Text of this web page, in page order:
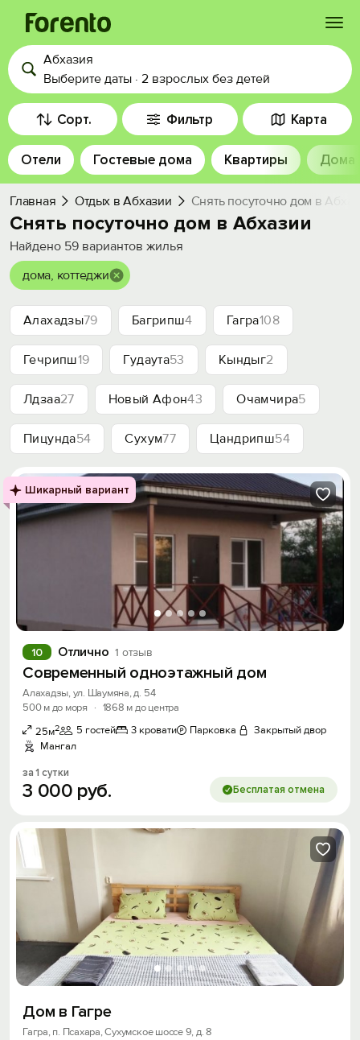
Войти
Избранное
История просмотра
Добавить свой объект
Абхазия
Выберите даты · 2 взрослых без детей
Сорт. Фильтр Карта
Отели Гостевые дома Квартиры Дома
Главная Отдых в Абхазии Снять посуточно дом в
Снять посуточно дом в Абхазии
Найдено 59 вариантов жилья
дома, коттеджи
Алахадзы79 Багрипш4 Гагра108
Гечрипш19 Гудаута53 Кындыг2
Лдзаа27 Новый Афон43 Очамчира5
Пицунда54 Сухум77 Цандрипш54
Шикарный вариант
Отлично 1 отзыв
10
Современный одноэтажный дом
Алахадзы, ул. Шаумяна, д. 54
500 м до моря
· 1868 м до центра
25м2 5 гостей 3 кровати Парковка
Закрытый двор
Мангал
за 1 сутки
3 000 руб. Бесплатая отмена
Дом в Гагре
Гагра, п. Псахара, Сухумское шоссе 9, д. 8